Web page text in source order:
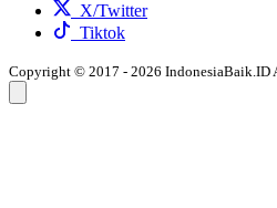
X/Twitter
Tiktok
Copyright © 2017 - 2026 IndonesiaBaik.ID